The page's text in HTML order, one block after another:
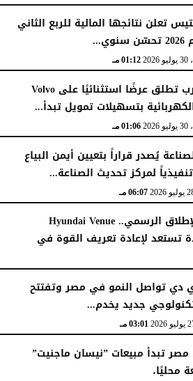
تعلن نتائجها المالية للربع الثاني
01:12 مـ
عز العرب تطلق عرضًا استثنائيًا على Volvo
01:06 مـ
يُصدر قراراً بتعيين أيمن البياع
لمركز تحديث الصناعة...
06:07 مـ
قبل الإطلاق الرسمي.. Hyundai Venue
تستعد لإعادة تعريف القوة في
دي تواصل النمو في مصر وتفتتح
جديد يخدم...
03:01 مـ
تبدأ مبيعات ”نيسان ماجنيت”
محليًا،